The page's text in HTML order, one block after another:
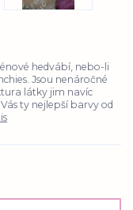
hedvábí, nebo-li
Jsou nenáročné
látky jim navíc
ty nejlepší barvy od